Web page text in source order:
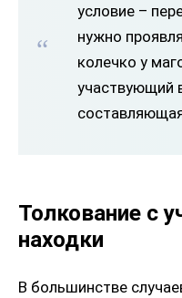
условие –
нужно
колечко у
участвующий
Толкование с
находки
В большинстве